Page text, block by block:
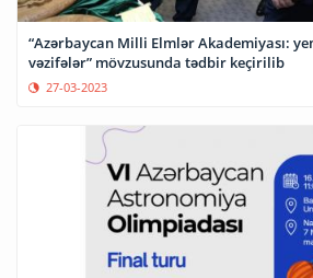
“Azərbaycan Milli Elmlər Akademiyası:
vəzifələr” mövzusunda tədbir keçirilib
27-03-2023